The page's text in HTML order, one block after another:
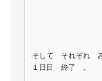
そして それぞれ
１日目 終了 。